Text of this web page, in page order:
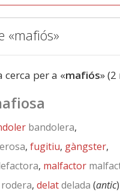
«mafiós»
cerca per a «mafiós»
bandolera,
, fugitiu, gàngster,
, malfactor
rodera, delatdelada (antic)